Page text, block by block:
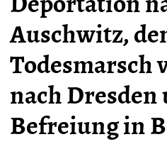
Auschwitz,
Todesmarsch
nach Dresden
Befreiung in